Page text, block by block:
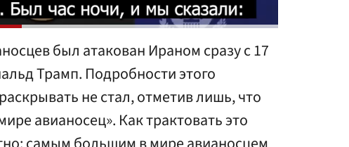
был атакован Ираном сразу с 17
Трамп. Подробности этого
не стал, отметив лишь, что
авианосец». Как трактовать это